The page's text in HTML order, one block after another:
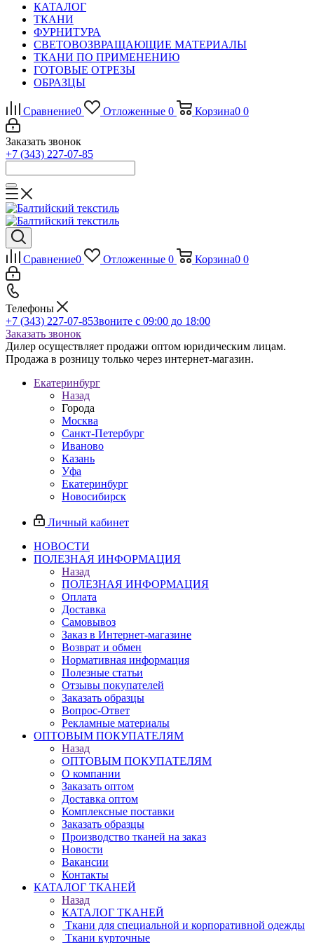
КАТАЛОГ
ТКАНИ
ФУРНИТУРА
СВЕТОВОЗВРАЩАЮЩИЕ МАТЕРИАЛЫ
ТКАНИ ПО ПРИМЕНЕНИЮ
ГОТОВЫЕ ОТРЕЗЫ
ОБРАЗЦЫ
Сравнение0 Отложенные 0 Корзина0 0
Заказать звонок
+7 (343) 227-07-85
Сравнение0 Отложенные 0 Корзина0 0
Телефоны
+7 (343) 227-07-85Звоните с 09:00 до 18:00
Заказать звонок
Дилер осуществляет продажи оптом юридическим лицам.
Продажа в розницу только через интернет-магазин.
Екатеринбург
Назад
Города
Москва
Санкт-Петербург
Иваново
Казань
Уфа
Екатеринбург
Новосибирск
Личный кабинет
НОВОСТИ
ПОЛЕЗНАЯ ИНФОРМАЦИЯ
Назад
ПОЛЕЗНАЯ ИНФОРМАЦИЯ
Оплата
Доставка
Самовывоз
Заказ в Интернет-магазине
Возврат и обмен
Нормативная информация
Полезные статьи
Отзывы покупателей
Заказать образцы
Вопрос-Ответ
Рекламные материалы
ОПТОВЫМ ПОКУПАТЕЛЯМ
Назад
ОПТОВЫМ ПОКУПАТЕЛЯМ
О компании
Заказать оптом
Доставка оптом
Комплексные поставки
Заказать образцы
Производство тканей на заказ
Новости
Вакансии
Контакты
КАТАЛОГ ТКАНЕЙ
Назад
КАТАЛОГ ТКАНЕЙ
Ткани для специальной и корпоративной одежды
Ткани курточные